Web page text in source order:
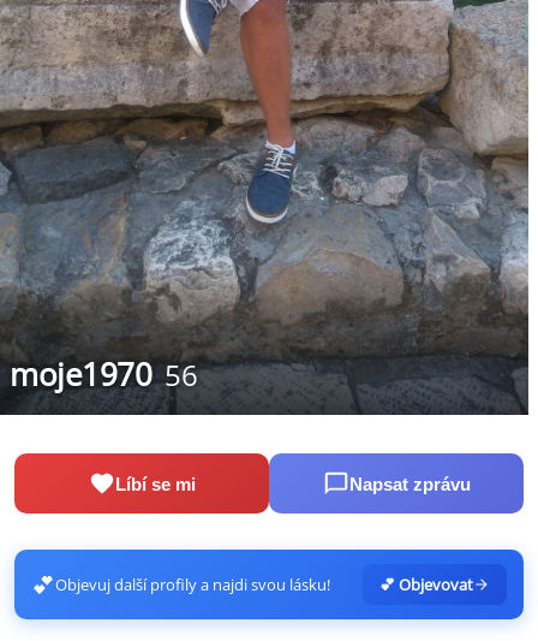
moje1970 56
Líbí se mi Napsat zprávu
💕Objevuj další profily a najdi svou lásku! 💕 Objevovat